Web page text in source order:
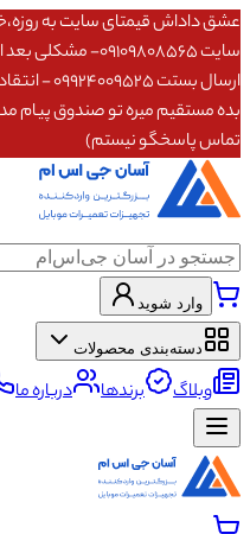
عشق داداش قیمتای سایت به
ارسال
تماس پاسخگو نیستم)
وارد شوید
دسته‌بندی محصولات
وبلاگ برندها درباره ما